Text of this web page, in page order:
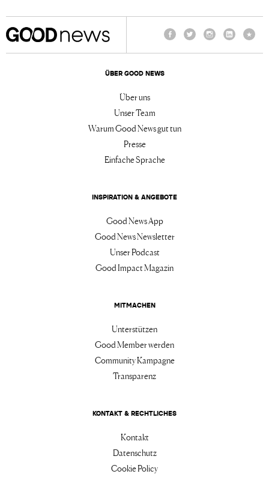
ÜBER GOOD NEWS
Über uns
Unser Team
Warum Good News gut tun
Presse
Einfache Sprache
INSPIRATION & ANGEBOTE
Good News App
Good News Newsletter
Unser Podcast
Good Impact Magazin
MITMACHEN
Unterstützen
Good Member werden
Community Kampagne
Transparenz
KONTAKT & RECHTLICHES
Kontakt
Datenschutz
Cookie Policy